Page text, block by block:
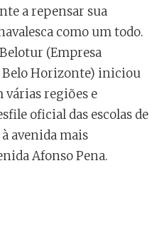
a repensar sua
como um todo.
(Empresa
Horizonte) iniciou
várias regiões e
oficial das escolas de
avenida mais
Afonso Pena.